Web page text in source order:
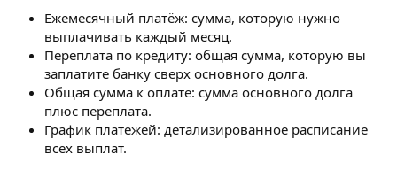
Ежемесячный платёж: сумма, которую нужно
выплачивать каждый месяц.
Переплата по кредиту: общая сумма, которую вы
заплатите банку сверх основного долга.
Общая сумма к оплате: сумма основного долга
плюс переплата.
График платежей: детализированное расписание
всех выплат.